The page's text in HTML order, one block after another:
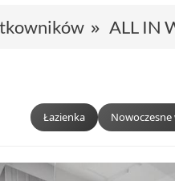
ALL IN
Łazienka